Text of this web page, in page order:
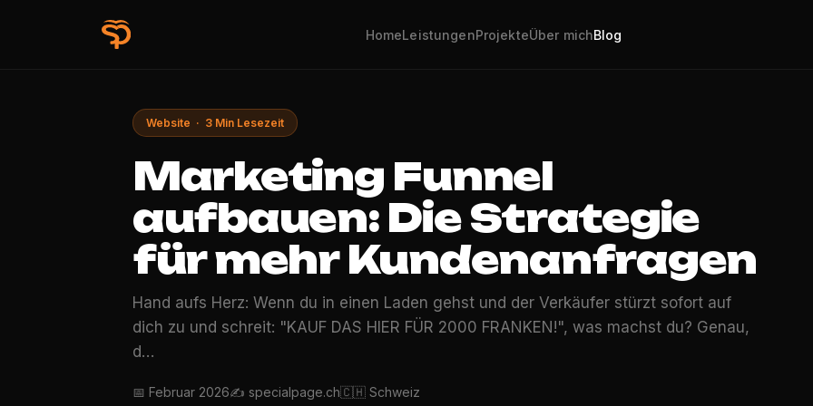
HomeLeistungenProjekteÜber michBlog
Website · 3 Min Lesezeit
Marketing Funnel
aufbauen: Die Strategie
für mehr Kundenanfragen
Hand aufs Herz: Wenn du in einen Laden gehst und der Verkäufer stürzt sofort auf
dich zu und schreit: "KAUF DAS HIER FÜR 2000 FRANKEN!", was machst du? Genau,
d…
📅 Februar 2026✍️ specialpage.ch🇨🇭 Schweiz